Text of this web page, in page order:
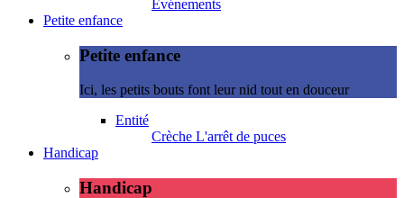
Evénements
Petite enfance
Petite enfance
Ici, les petits bouts font leur nid tout en douceur
Entité
Crèche L'arrêt de puces
Handicap
Handicap